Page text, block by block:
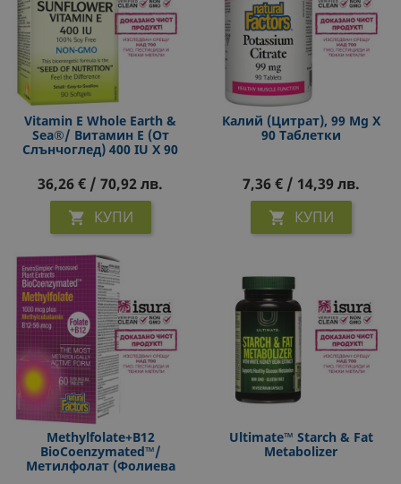
Vitamin E Whole Earth &
Sea®/ Витамин Е (oт
Слънчоглед) 400 IU X 90
36,26 € / 70,92 лв.
 КУПИ
Калий (цитрат), 99 Mg Х
90 Таблетки
7,36 € / 14,39 лв.
 КУПИ
Methylfolate+B12
BioCoenzymated™/
Метилфолат (Фолиева
Ultimate™ Starch & Fat
Metabolizer